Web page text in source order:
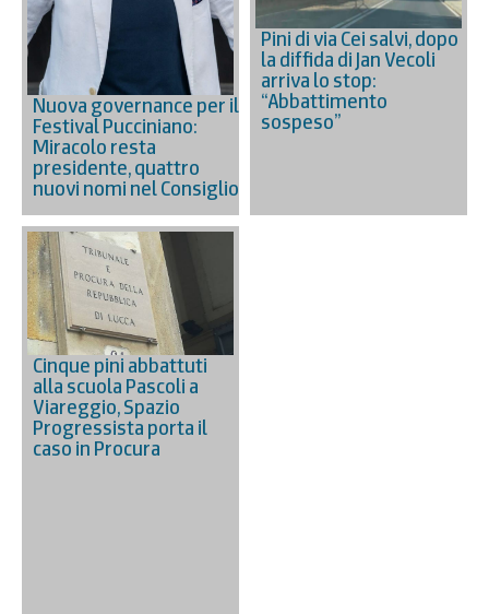
Nuova governance per il
Festival Pucciniano:
Miracolo resta
presidente, quattro
nuovi nomi nel Consiglio
Pini di via Cei salvi, dopo
la diffida di Jan Vecoli
arriva lo stop:
“Abbattimento
sospeso”
Cinque pini abbattuti
alla scuola Pascoli a
Viareggio, Spazio
Progressista porta il
caso in Procura